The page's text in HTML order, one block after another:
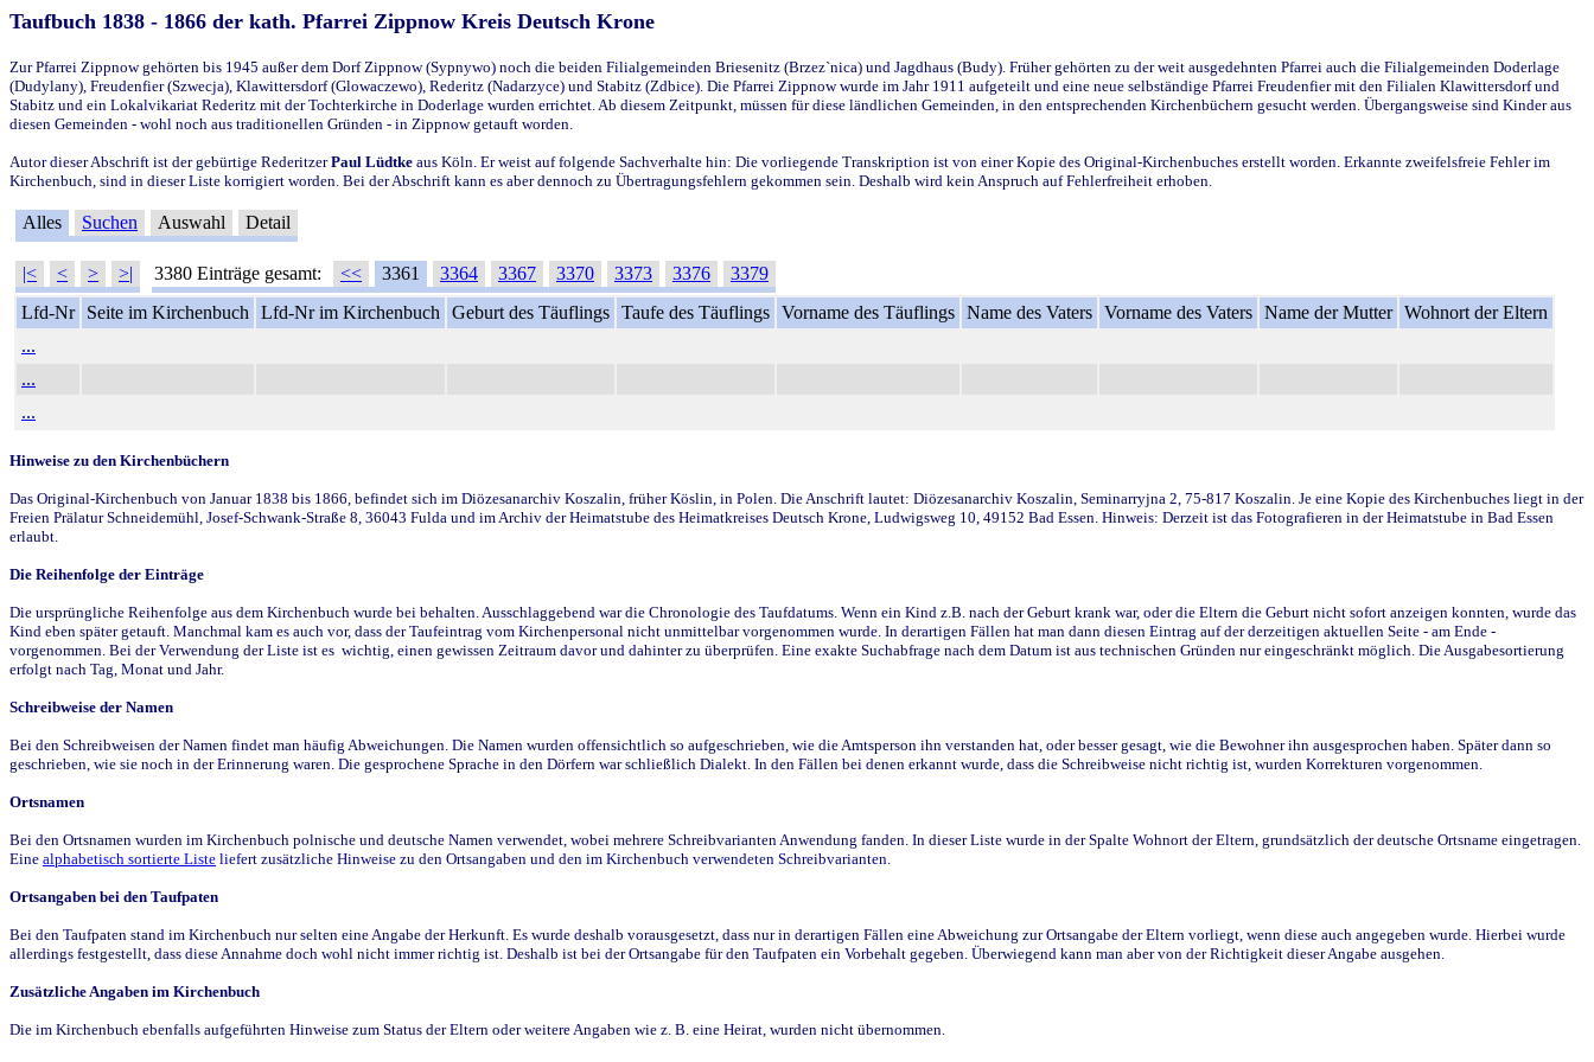
Taufbuch 1838 - 1866 der kath. Pfarrei Zippnow Kreis Deutsch Krone
Zur Pfarrei Zippnow gehörten bis 1945 außer dem Dorf Zippnow (Sypnywo) noch die beiden Filialgemeinden Briesenitz (Brzez`nica) und Jagdhaus (Budy). Früher gehörten zu der weit ausgedehnten Pfarrei auch die Filialgemeinden Doderlage
(Dudylany), Freudenfier (Szwecja), Klawittersdorf (Glowaczewo), Rederitz (Nadarzyce) und Stabitz (Zdbice). Die Pfarrei Zippnow wurde im Jahr 1911 aufgeteilt und eine neue selbständige Pfarrei Freudenfier mit den Filialen Klawittersdorf und
Stabitz und ein Lokalvikariat Rederitz mit der Tochterkirche in Doderlage wurden errichtet. Ab diesem Zeitpunkt, müssen für diese ländlichen Gemeinden, in den entsprechenden Kirchenbüchern gesucht werden. Übergangsweise sind Kinder aus
diesen Gemeinden - wohl noch aus traditionellen Gründen - in Zippnow getauft worden.
Autor dieser Abschrift ist der gebürtige RederitzerPaul Lüdtke aus Köln. Er weist auf folgende Sachverhalte hin: Die vorliegende Transkription ist von einer Kopie des Original-Kirchenbuches erstellt worden. Erkannte zweifelsfreie Fehler im
Kirchenbuch, sind in dieser Liste korrigiert worden. Bei der Abschrift kann es aber dennoch zu Übertragungsfehlern gekommen sein. Deshalb wird kein Anspruch auf Fehlerfreiheit erhoben.
Alles Suchen Auswahl Detail
|< < > >| 3380 Einträge gesamt: << 3361 3364 3367 3370 3373 3376
3379
Lfd-Nr
Seite im Kirchenbuch Lfd-Nr im Kirchenbuch Geburt des Täuflings Taufe des Täuflings Vorname des Täuflings Name des Vaters Vorname des Vaters Name der Mutter Wohnort der Eltern
...
...
...
Hinweise zu den Kirchenbüchern
Das Original-Kirchenbuch von Januar 1838 bis 1866, befindet sich im Diözesanarchiv Koszalin, früher Köslin, in Polen. Die Anschrift lautet: Diözesanarchiv Koszalin, Seminarryjna 2, 75-817 Koszalin. Je eine Kopie des Kirchenbuches liegt in der
Freien Prälatur Schneidemühl, Josef-Schwank-Straße 8, 36043 Fulda und im Archiv der Heimatstube des Heimatkreises Deutsch Krone, Ludwigsweg 10, 49152 Bad Essen. Hinweis: Derzeit ist das Fotografieren in der Heimatstube in Bad Essen
erlaubt.
Die Reihenfolge der Einträge
Die ursprüngliche Reihenfolge aus dem Kirchenbuch wurde bei behalten. Ausschlaggebend war die Chronologie des Taufdatums. Wenn ein Kind z.B. nach der Geburt krank war, oder die Eltern die Geburt nicht sofort anzeigen konnten, wurde das
Kind eben später getauft. Manchmal kam es auch vor, dass der Taufeintrag vom Kirchenpersonal nicht unmittelbar vorgenommen wurde. In derartigen Fällen hat man dann diesen Eintrag auf der derzeitigen aktuellen Seite - am Ende -
vorgenommen. Bei der Verwendung der Liste ist es wichtig, einen gewissen Zeitraum davor und dahinter zu überprüfen. Eine exakte Suchabfrage nach dem Datum ist aus technischen Gründen nur eingeschränkt möglich. Die Ausgabesortierung
erfolgt nach Tag, Monat und Jahr.
Schreibweise der Namen
Bei den Schreibweisen der Namen findet man häufig Abweichungen. Die Namen wurden offensichtlich so aufgeschrieben, wie die Amtsperson ihn verstanden hat, oder besser gesagt, wie die Bewohner ihn ausgesprochen haben. Später dann so
geschrieben, wie sie noch in der Erinnerung waren. Die gesprochene Sprache in den Dörfern war schließlich Dialekt. In den Fällen bei denen erkannt wurde, dass die Schreibweise nicht richtig ist, wurden Korrekturen vorgenommen.
Ortsnamen
Bei den Ortsnamen wurden im Kirchenbuch polnische und deutsche Namen verwendet, wobei mehrere Schreibvarianten Anwendung fanden. In dieser Liste wurde in der Spalte Wohnort der Eltern, grundsätzlich der deutsche Ortsname eingetragen.
Eine alphabetisch sortierte Liste liefert zusätzliche Hinweise zu den Ortsangaben und den im Kirchenbuch verwendeten Schreibvarianten.
Ortsangaben bei den Taufpaten
Bei den Taufpaten stand im Kirchenbuch nur selten eine Angabe der Herkunft. Es wurde deshalb vorausgesetzt, dass nur in derartigen Fällen eine Abweichung zur Ortsangabe der Eltern vorliegt, wenn diese auch angegeben wurde. Hierbei wurde
allerdings festgestellt, dass diese Annahme doch wohl nicht immer richtig ist. Deshalb ist bei der Ortsangabe für den Taufpaten ein Vorbehalt gegeben. Überwiegend kann man aber von der Richtigkeit dieser Angabe ausgehen.
Zusätzliche Angaben im Kirchenbuch
Die im Kirchenbuch ebenfalls aufgeführten Hinweise zum Status der Eltern oder weitere Angaben wie z. B. eine Heirat, wurden nicht übernommen.